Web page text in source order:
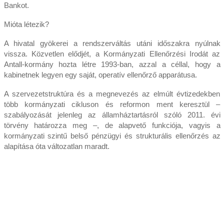
Bankot.
Mióta létezik?
A hivatal gyökerei a rendszerváltás utáni időszakra nyúlnak
vissza. Közvetlen elődjét, a Kormányzati Ellenőrzési Irodát az
Antall-kormány hozta létre 1993-ban, azzal a céllal, hogy a
kabinetnek legyen egy saját, operatív ellenőrző apparátusa.
A szervezetstruktúra és a megnevezés az elmúlt évtizedekben
több kormányzati cikluson és reformon ment keresztül –
szabályozását jelenleg az államháztartásról szóló 2011. évi
törvény határozza meg –, de alapvető funkciója, vagyis a
kormányzati szintű belső pénzügyi és strukturális ellenőrzés az
alapítása óta változatlan maradt.